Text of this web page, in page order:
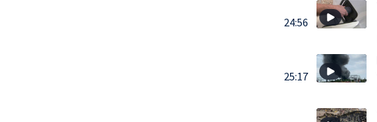
24:56
25:17